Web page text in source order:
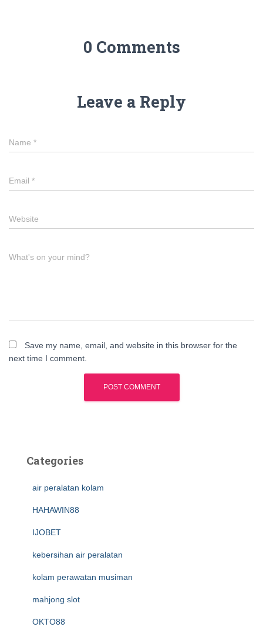
0 Comments
Leave a Reply
Name *
Email *
Website
What's on your mind?
Save my name, email, and website in this browser for the
next time I comment.
Categories
air peralatan kolam
HAHAWIN88
IJOBET
kebersihan air peralatan
kolam perawatan musiman
mahjong slot
OKTO88